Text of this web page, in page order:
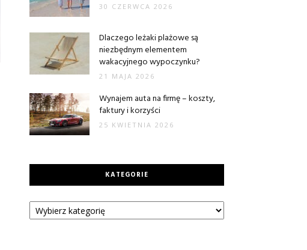
30 CZERWCA 2026
Dlaczego leżaki plażowe są
niezbędnym elementem
wakacyjnego wypoczynku?
21 MAJA 2026
Wynajem auta na firmę – koszty,
faktury i korzyści
25 KWIETNIA 2026
KATEGORIE
Kategorie